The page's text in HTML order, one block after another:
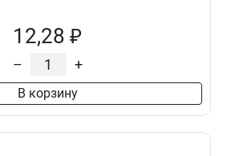
12,28 ₽
– +
В корзину